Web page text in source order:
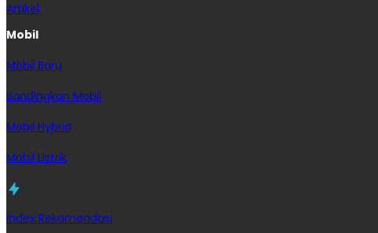
Artikel
Mobil
Mobil Baru
Bandingkan Mobil
Mobil Hybrid
Mobil Listrik
Index Rekomendasi